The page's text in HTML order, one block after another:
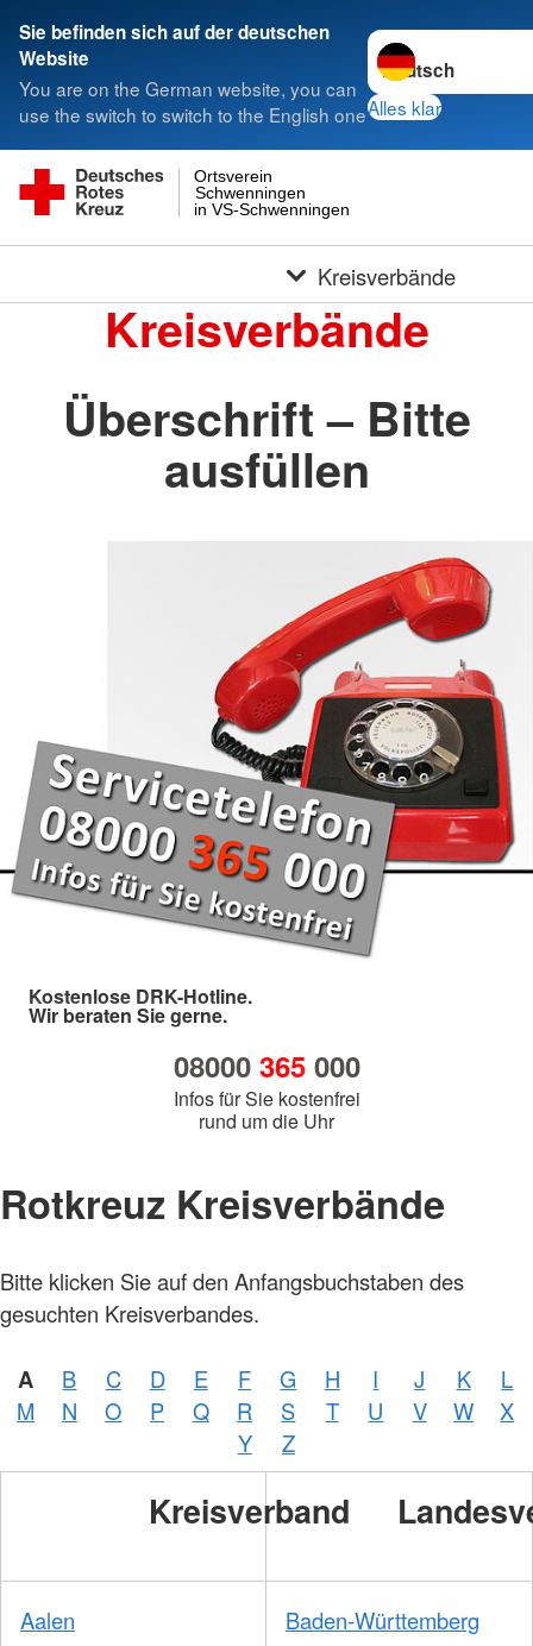
Sie befinden sich auf der deutschen
Website
You are on the German website, you can
use the switch to switch to the English one
Sprache wechseln
Alles klar
in VS-Schwenningen
Schwenningen
Ortsverein
Kreisverbände
Kreisverbände
Überschrift – Bitte
ausfüllen
Kostenlose DRK-Hotline.
Wir beraten Sie gerne.
08000 365000
Infos für Sie kostenfrei
rund um die Uhr
Rotkreuz Kreisverbände
Bitte klicken Sie auf den Anfangsbuchstaben des
gesuchten Kreisverbandes.
A B C D E F G H I J K
L
M
N O P Q R S T U V W
X
Y
Z
Kreisverband
Aalen Baden-Württemberg